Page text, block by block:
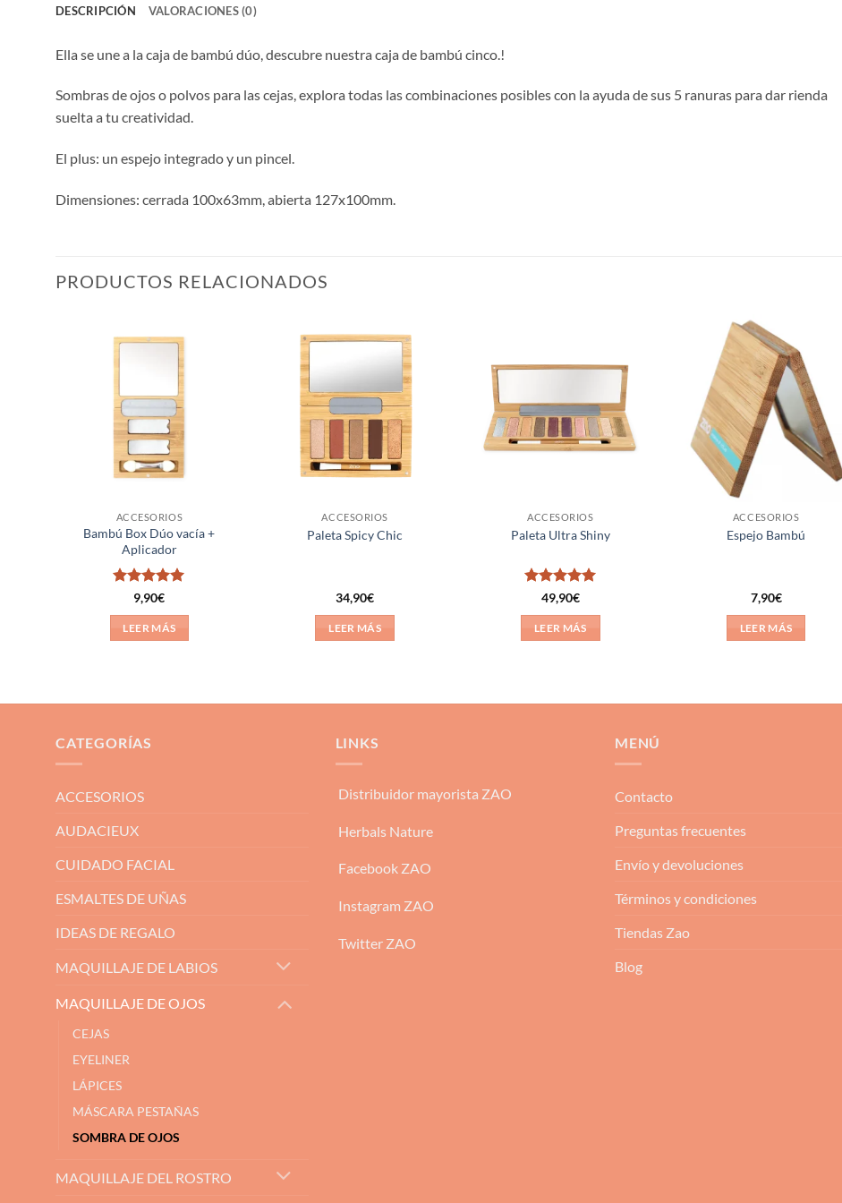
DESCRIPCIÓN VALORACIONES (0)
Ella se une a la caja de bambú dúo, descubre nuestra caja de bambú cinco.!
Sombras de ojos o polvos para las cejas, explora todas las combinaciones posibles con la ayuda de sus 5 ranuras para dar rienda
suelta a tu creatividad.
El plus: un espejo integrado y un pincel.
Dimensiones: cerrada 100x63mm, abierta 127x100mm.
PRODUCTOS RELACIONADOS
ACCESORIOS
Bambú Box Dúo vacía +
Aplicador
Valorado
9,90€
LEER MÁS
Añadir
lista de
deseos
ACCESORIOS
Paleta Spicy Chic
34,90€
LEER MÁS
Añadir
a la
lista de
deseos
ACCESORIOS
Paleta Ultra Shiny
Valorado
49,90€
LEER MÁS
deseos
ACCESORIOS
Espejo Bambú
7,90€
LEER MÁS
CATEGORÍAS
ACCESORIOS
AUDACIEUX
CUIDADO FACIAL
ESMALTES DE UÑAS
IDEAS DE REGALO
MAQUILLAJE DE LABIOS
MAQUILLAJE DE OJOS
CEJAS
EYELINER
LÁPICES
MÁSCARA PESTAÑAS
SOMBRA DE OJOS
MAQUILLAJE DEL ROSTRO
LINKS
Distribuidor mayorista ZAO
Herbals Nature
Facebook ZAO
Instagram ZAO
Twitter ZAO
MENÚ
Contacto
Preguntas frecuentes
Envío y devoluciones
Términos y condiciones
Tiendas Zao
Blog